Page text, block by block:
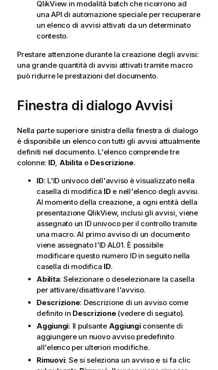
u
g
g
e
i
m
e
t
o
QlikView in modalità batch che ricorrono ad
una API di automazione speciale per recuperare
un elenco di avvisi attivati da un determinato
contesto.
Prestare attenzione durante la creazione degli avvisi:
una grande quantità di avvisi attivati tramite macro
può ridurre le prestazioni del documento.
Finestra di dialogo Avvisi
Nella parte superiore sinistra della finestra di dialogo
è disponibile un elenco con tutti gli avvisi attualmente
definiti nel documento. L'elenco comprende tre
colonne: ID, Abilita e Descrizione.
ID: L'ID univoco dell'avviso è visualizzato nella
casella di modifica IDe nell'elenco degli avvisi.
Al momento della creazione, a ogni entità della
presentazione QlikView, inclusi gli avvisi, viene
assegnato un ID univoco per il controllo tramite
una macro. Al primo avviso di un documento
viene assegnato l'ID AL01. È possibile
modificare questo numero ID in seguito nella
casella di modifica ID.
Abilita: Selezionare o deselezionare la casella
per attivare/disattivare l'avviso.
Descrizione: Descrizione di un avviso come
definito in Descrizione (vedere di seguito).
Aggiungi: Il pulsante Aggiungiconsente di
aggiungere un nuovo avviso predefinito
all'elenco per ulteriori modifiche.
Rimuovi: Se si seleziona un avviso e si fa clic